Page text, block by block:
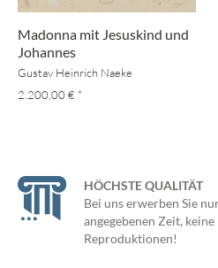
Madonna mit Jesuskind und
Johannes
Gustav Heinrich Naeke
2.200,00 € *
HÖCHSTE QUALITÄT
Bei uns erwerben Sie
angegebenen Zeit,
Reproduktionen!